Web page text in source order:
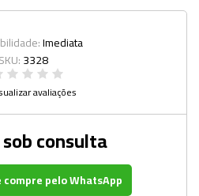
Imediata
SKU:3328
avaliações
consulta
compre pelo WhatsApp